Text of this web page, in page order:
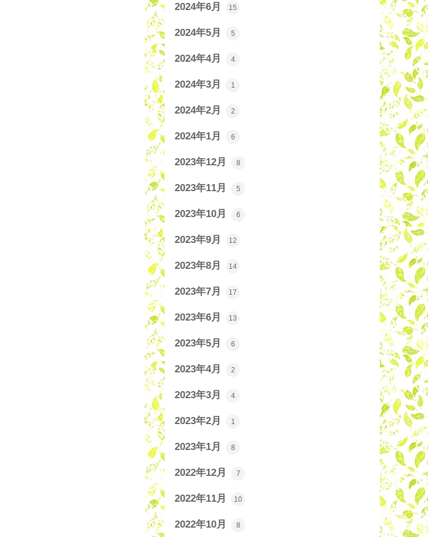
2024年6月 15
2024年5月 5
2024年4月 4
2024年3月 1
2024年2月 2
2024年1月 6
2023年12月 8
2023年11月 5
2023年10月 6
2023年9月 12
2023年8月 14
2023年7月 17
2023年6月 13
2023年5月 6
2023年4月 2
2023年3月 4
2023年2月 1
2023年1月 8
2022年12月 7
2022年11月 10
2022年10月 8